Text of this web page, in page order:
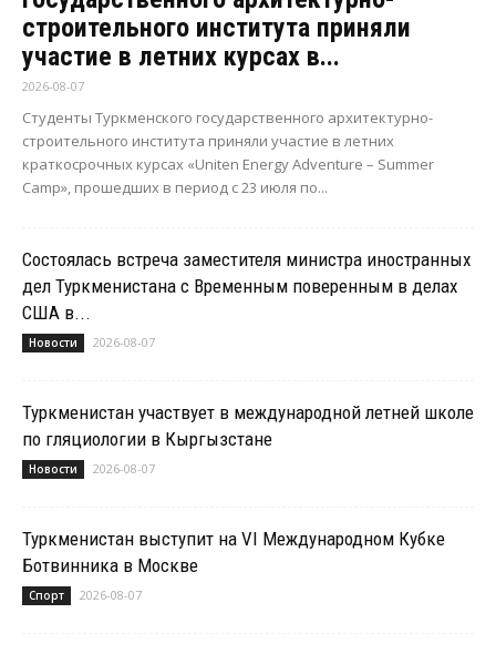
строительного института приняли
участие в летних курсах в...
2026-08-07
Студенты Туркменского государственного архитектурно-
строительного института приняли участие в летних
краткосрочных курсах «Uniten Energy Adventure – Summer
Camp», прошедших в период с 23 июля по...
Состоялась встреча заместителя министра иностранных
дел Туркменистана с Временным поверенным в делах
США в...
Новости 2026-08-07
Туркменистан участвует в международной летней школе
по гляциологии в Кыргызстане
Новости 2026-08-07
Туркменистан выступит на VI Международном Кубке
Ботвинника в Москве
Спорт 2026-08-07